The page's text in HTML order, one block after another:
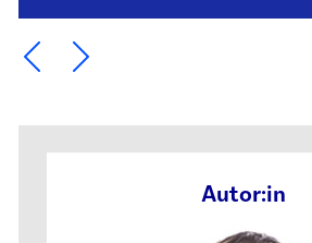
Ein Element zurück blättern
Ein Element weiter blättern
Autor:in